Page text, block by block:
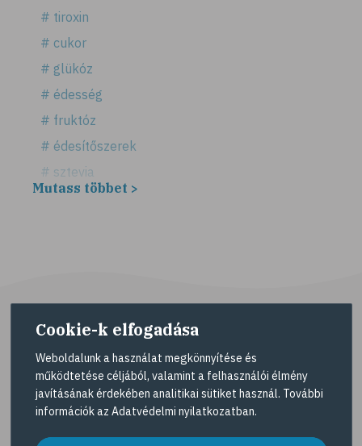
# tiroxin
# cukor
# glükóz
# édesség
# fruktóz
# édesítőszerek
# sztevia
# fogadalom
# életmódváltás
# célkitűzés
# étkezési napló
# hal
# egészséges táplálkozás
Mutass többet >
A Gyöngy gyógyszertárat közforgalmú
gyógyszertárként üzemeltető egyes gazdasági
társaságok felelnek az adott gyógyszertár
Cookie-k elfogadása
Weboldalunk a használat megkönnyítése és
működtetése céljából, valamint a felhasználói élmény
javításának érdekében analitikai sütiket használ. További
információk az Adatvédelmi nyilatkozatban.